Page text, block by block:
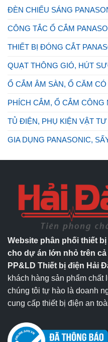
ĐÈN CHIẾU SÁNG
CÔNG TẮC Ổ CẮM
THIẾT BỊ ĐÓNG CẮT
QUẠT THÔNG GIÓ, HÚT
Ổ CẮM ÂM SÀN, Ổ CĂM CÓ
PHÍCH CẮM, Ổ CẮM CÔNG
TỦ ĐIỆN, PHỤ KIỆN VẬT
GIA DỤNG PANASONIC,
Website phân phối thiết
cho dự án lớn nhỏ trên
PP&LD Thiết bị điện Hải
khách hàng sản phẩm
chúng tôi tự hào là doanh
cung cấp thiết bị điện an